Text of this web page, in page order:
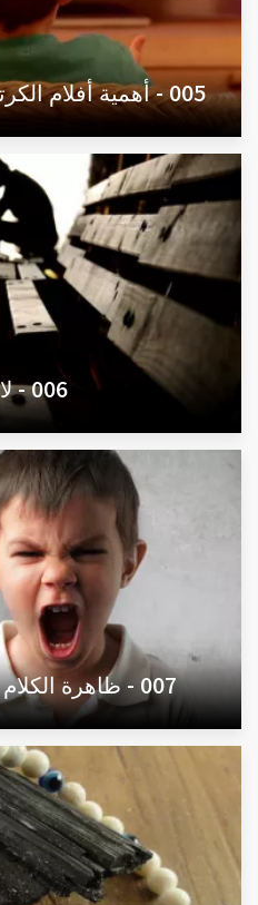
005 - أهمية أفلام الكرتون في تربية أطفالنا.
006 - لا تقلق
007 - ظاهرة الكلام البذيء عند الأولاد